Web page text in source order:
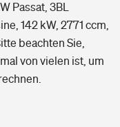
Passat, 3BL
142 kW, 2771 ccm,
beachten Sie,
von vielen ist, um